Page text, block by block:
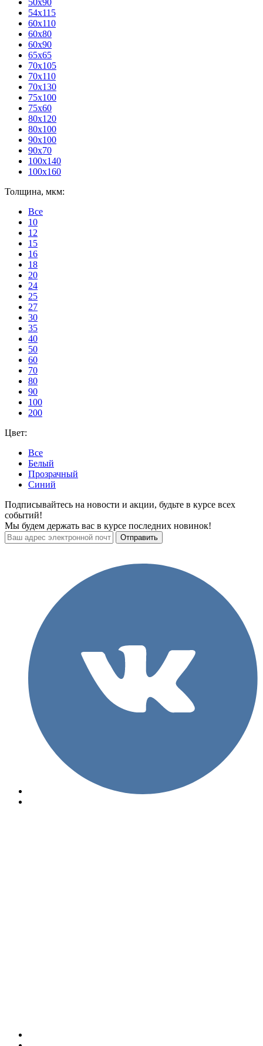
54x115
60x110
60x80
60x90
65x65
70x105
70x110
70x130
75x100
75x60
80x120
80х100
90x100
90x70
100x140
100x160
Толщина, мкм:
Все
10
12
15
16
18
20
24
25
27
30
35
40
50
60
70
80
90
100
200
Цвет:
Все
Белый
Прозрачный
Синий
Подписывайтесь на новости и акции, будьте в курсе всех
событий!
Мы будем держать вас в курсе последних новинок!